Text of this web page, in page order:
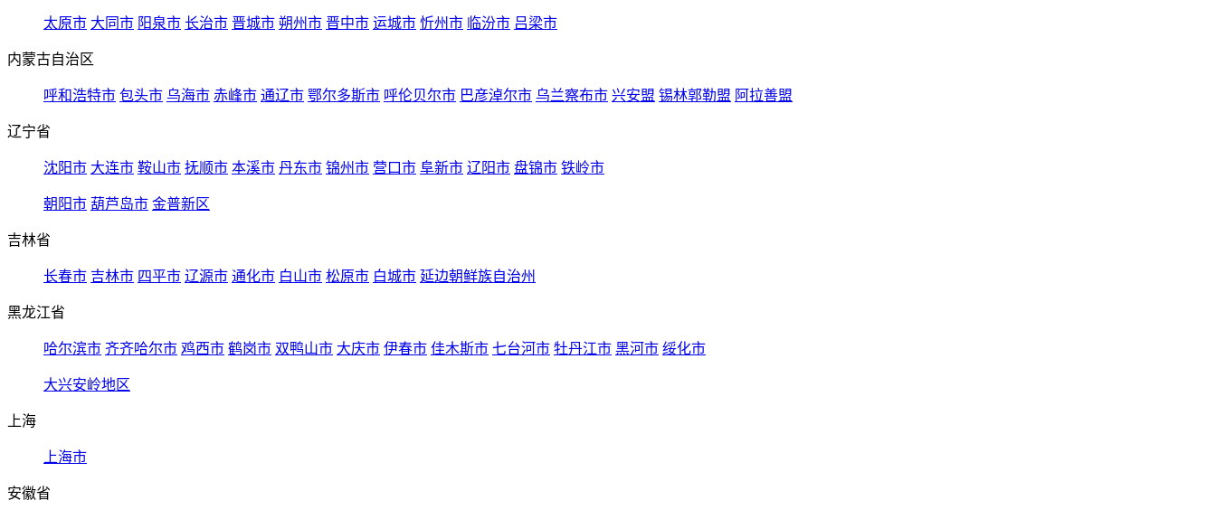
太原市 大同市 阳泉市 长治市 晋城市 朔州市 晋中市 运城市 忻州市 临汾市 吕梁市
内蒙古自治区
呼和浩特市 包头市 乌海市 赤峰市 通辽市 鄂尔多斯市 呼伦贝尔市 巴彦淖尔市 乌兰察布市 兴安盟 锡林郭勒盟 阿拉善盟
辽宁省
沈阳市 大连市 鞍山市 抚顺市 本溪市 丹东市 锦州市 营口市 阜新市 辽阳市 盘锦市 铁岭市
朝阳市 葫芦岛市 金普新区
吉林省
长春市 吉林市 四平市 辽源市 通化市 白山市 松原市 白城市 延边朝鲜族自治州
黑龙江省
哈尔滨市 齐齐哈尔市 鸡西市 鹤岗市 双鸭山市 大庆市 伊春市 佳木斯市 七台河市 牡丹江市 黑河市 绥化市
大兴安岭地区
上海
上海市
安徽省